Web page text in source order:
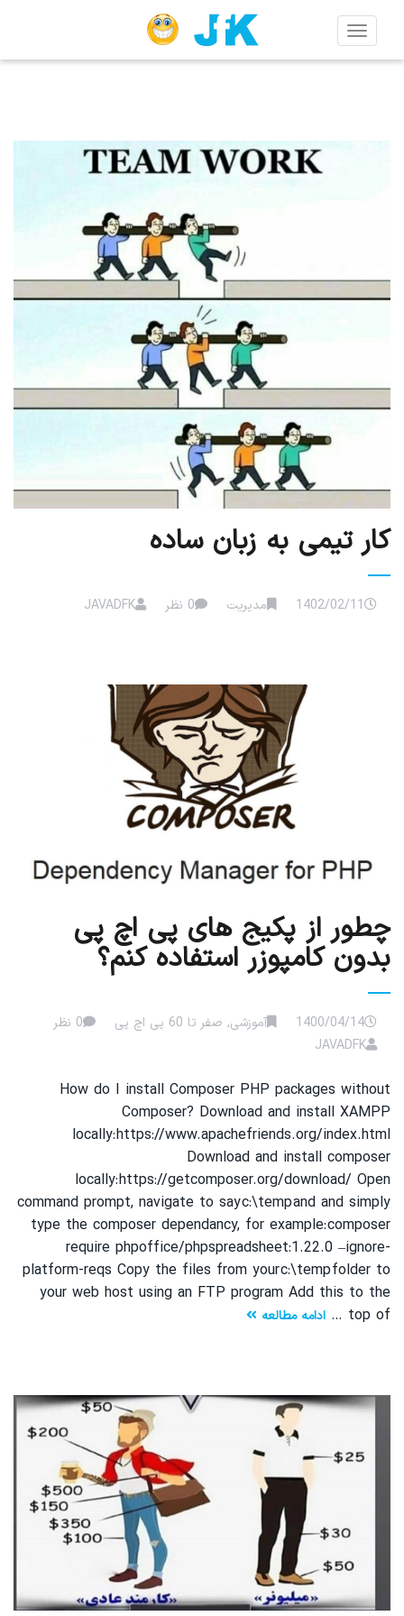
Toggle
navigation
کار تیمی به زبان ساده
1402/02/11 مدیریت 0 نظر JAVADFK
چطور از پکیج های پی اچ پی
بدون کامپوزر استفاده کنم؟
1400/04/14 آموزشی, صفر تا 60 پی اچ پی
0 نظر
JAVADFK
How do I install Composer PHP packages without
Composer? Download and install XAMPP
locally: https://www.apachefriends.org/index.html
Download and install composer
locally: https://getcomposer.org/download/ Open
command prompt, navigate to say c:\temp and and simply
type the composer dependancy, for example: composer
require phpoffice/phpspreadsheet:1.22.0 –ignore-
platform-reqs Copy the files from your c:\temp folder to
your web host using an FTP program Add this to the
top of …
ادامه مطالعه